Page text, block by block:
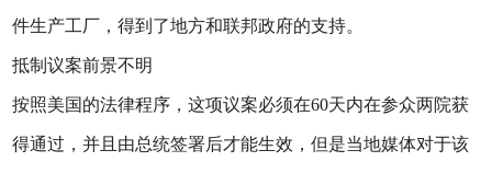
件生产工厂，得到了地方和联邦政府的支持。
抵制议案前景不明
按照美国的法律程序，这项议案必须在60天内在参众两院获
得通过，并且由总统签署后才能生效，但是当地媒体对于该